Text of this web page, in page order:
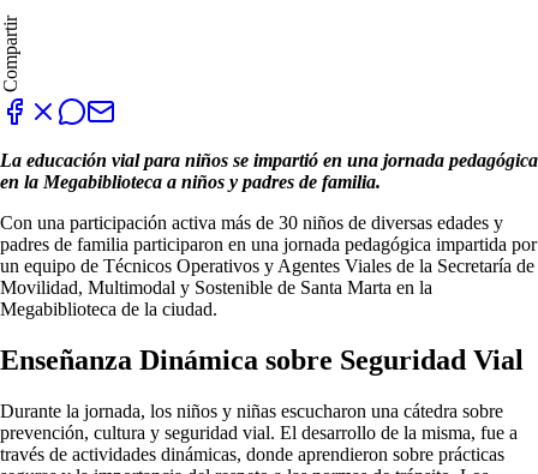
Compartir
La educación vial para niños se impartió en una jornada pedagógica
en la Megabiblioteca a niños y padres de familia.
Con una participación activa más de 30 niños de diversas edades y
padres de familia participaron en una jornada pedagógica impartida por
un equipo de Técnicos Operativos y Agentes Viales de la Secretaría de
Movilidad, Multimodal y Sostenible de Santa Marta en la
Megabiblioteca de la ciudad.
Enseñanza Dinámica sobre Seguridad Vial
Durante la jornada, los niños y niñas escucharon una cátedra sobre
prevención, cultura y seguridad vial. El desarrollo de la misma, fue a
través de actividades dinámicas, donde aprendieron sobre prácticas